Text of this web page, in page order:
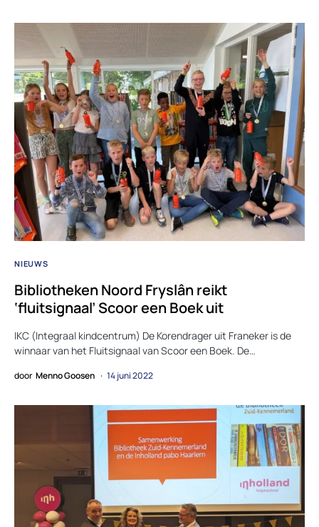
NIEUWS
Bibliotheken Noord Fryslân reikt
‘fluitsignaal’ Scoor een Boek uit
IKC (Integraal kindcentrum) De Korendrager uit Franeker is de
winnaar van het Fluitsignaal van Scoor een Boek. De…
door Menno Goosen 14 juni 2022